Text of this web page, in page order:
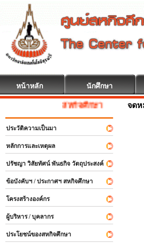
หน้าหลัก นักศึกษา
สหกิจศึกษา ยินดีต้อนรับ
ประวัติความเป็นมา
หลักการและเหตุผล
ปรัชญา วิสัยทัศน์ พันธกิจ วัตถุประสงค์
ข้อบังคับฯ / ประกาศฯ สหกิจศึกษา
โครงสร้างองค์กร
ผู้บริหาร / บุคลากร
ประโยชน์ของสหกิจศึกษา
จดห